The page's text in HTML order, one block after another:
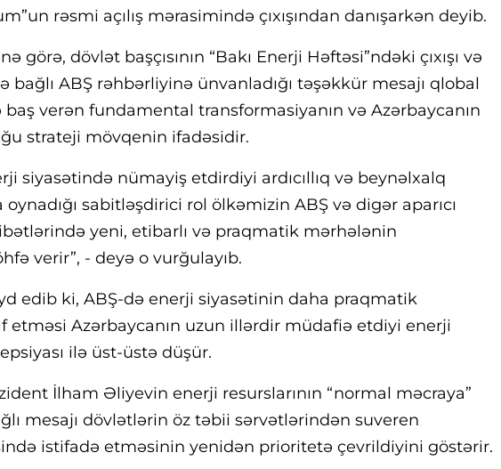
rəsmi açılış mərasimində çıxışından danışarkən deyib.
görə, dövlət başçısının “Bakı Enerji Həftəsi”ndəki çıxışı və
bağlı ABŞ rəhbərliyinə ünvanladığı təşəkkür mesajı qlobal
verən fundamental transformasiyanın və Azərbaycanın
strateji mövqenin ifadəsidir.
siyasətində nümayiş etdirdiyi ardıcıllıq və beynəlxalq
sabitləşdirici rol ölkəmizin ABŞ və digər aparıcı
yeni, etibarlı və praqmatik mərhələnin
verir”, - deyə o vurğulayıb.
edib ki, ABŞ-də enerji siyasətinin daha praqmatik
etməsi Azərbaycanın uzun illərdir müdafiə etdiyi enerji
ilə üst-üstə düşür.
İlham Əliyevin enerji resurslarının “normal məcraya”
mesajı dövlətlərin öz təbii sərvətlərindən suveren
istifadə etməsinin yenidən prioritetə çevrildiyini göstərir.